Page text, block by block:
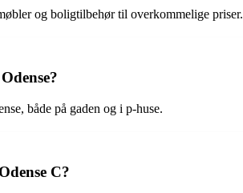
og boligtilbehør til overkommelige priser.
både på gaden og i p-huse.
C?